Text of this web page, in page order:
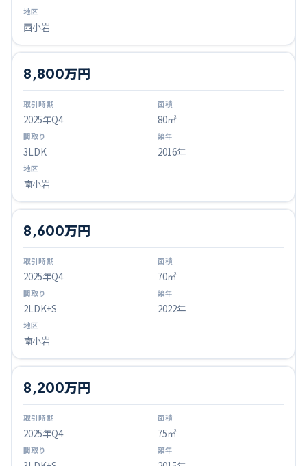
西小岩
2025年Q4
8,800万円
80㎡
3LDK 2016年
南小岩
2025年Q4
8,600万円
70㎡
2LDK+S 2022年
南小岩
2025年Q4
8,200万円
75㎡